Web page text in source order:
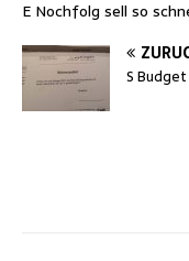
E Nochfolg sell so
S